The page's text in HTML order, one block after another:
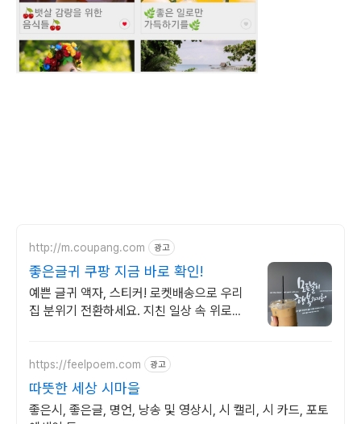
http://m.coupang.com 광고
좋은글귀 쿠팡 지금 바로 확인!
예쁜 글귀 액자, 스티커! 로켓배송으로 우리
집 분위기 전환하세요. 지친 일상 속 위로가
https://feelpoem.com 광고
따뜻한 세상 시마을
좋은시, 좋은글, 명언, 낭송 및 영상시, 시 캘리, 시 카드, 포토